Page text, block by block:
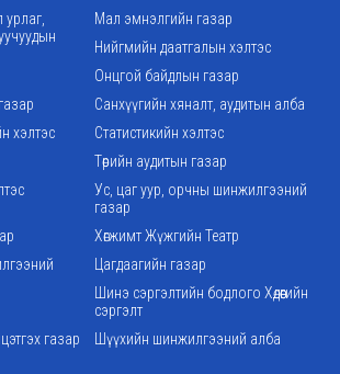
Мал эмнэлгийн газар
Нийгмийн даатгалын хэлтэс
Онцгой байдлын газар
Санхүүгийн хяналт, аудитын алба
хэлтэс
Статистикийн хэлтэс
Төрийн аудитын газар
Ус, цаг уур, орчны шинжилгээний
газар
Хөгжимт Жүжгийн Театр
Цагдаагийн газар
Шинэ сэргэлтийн бодлого Хөдөөгийн
сэргэлт
газар
Шүүхийн шинжилгээний алба